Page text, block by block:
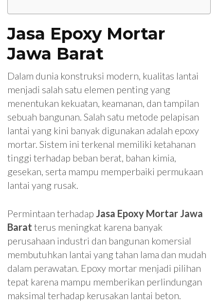
Jasa Epoxy Mortar
Jawa Barat
Dalam dunia konstruksi modern, kualitas lantai
menjadi salah satu elemen penting yang
menentukan kekuatan, keamanan, dan tampilan
sebuah bangunan. Salah satu metode pelapisan
lantai yang kini banyak digunakan adalah epoxy
mortar. Sistem ini terkenal memiliki ketahanan
tinggi terhadap beban berat, bahan kimia,
gesekan, serta mampu memperbaiki permukaan
lantai yang rusak.
Permintaan terhadap Jasa Epoxy Mortar Jawa
Barat terus meningkat karena banyak
perusahaan industri dan bangunan komersial
membutuhkan lantai yang tahan lama dan mudah
dalam perawatan. Epoxy mortar menjadi pilihan
tepat karena mampu memberikan perlindungan
maksimal terhadap kerusakan lantai beton.